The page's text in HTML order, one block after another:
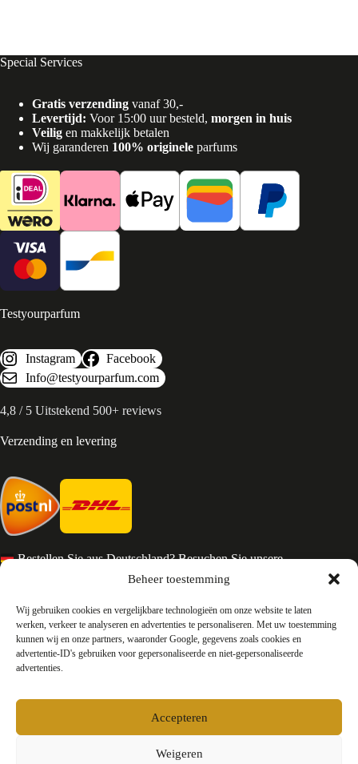
Beheer toestemming
Wij gebruiken cookies en vergelijkbare technologieën om onze website te laten
werken, verkeer te analyseren en advertenties te personaliseren. Met uw toestemming
kunnen wij en onze partners, waaronder Google, gegevens zoals cookies en
advertentie-ID's gebruiken voor gepersonaliseerde en niet-gepersonaliseerde
advertenties.
Accepteren
Weigeren
Special Services
Gratis verzending vanaf 30,-
Levertijd: Voor 15:00 uur besteld, morgen in huis
Veilig en makkelijk betalen
Wij garanderen 100% originele parfums
Testyourparfum
Instagram
Facebook
Info@testyourparfum.com
4,8 / 5 Uitstekend 500+ reviews
Verzending en levering
Bestellen Sie aus Deutschland? Besuchen Sie unsere
Services en Contact
Algemene voorwaarden
Retourneren
Privacy
Contact